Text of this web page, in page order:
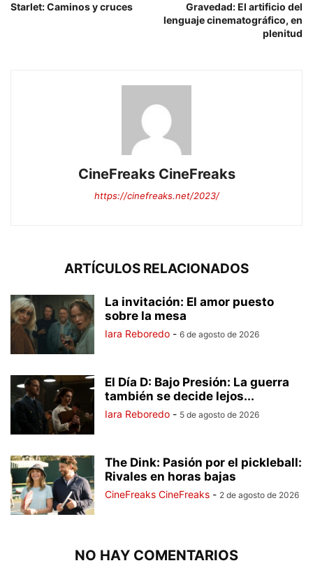
Starlet: Caminos y cruces
Gravedad: El artificio del
lenguaje cinematográfico, en
plenitud
CineFreaks CineFreaks
https://cinefreaks.net/2023/
ARTÍCULOS RELACIONADOS
La invitación: El amor puesto
sobre la mesa
Iara Reboredo - 6 de agosto de 2026
El Día D: Bajo Presión: La guerra
también se decide lejos...
Iara Reboredo - 5 de agosto de 2026
The Dink: Pasión por el pickleball:
Rivales en horas bajas
CineFreaks CineFreaks - 2 de agosto de 2026
NO HAY COMENTARIOS